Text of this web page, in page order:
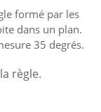
formé par les
dans un plan.
35 degrés.
règle.